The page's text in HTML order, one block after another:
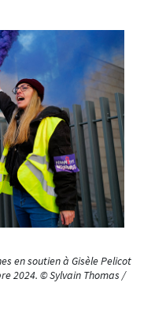
en soutien à Gisèle Pelicot
2024. © Sylvain Thomas /